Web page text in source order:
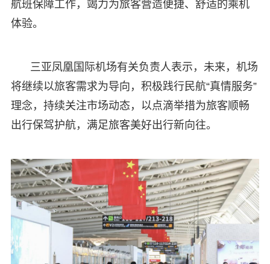
航班保障工作，竭力为旅客营造便捷、舒适的乘机
体验。
三亚凤凰国际机场有关负责人表示，未来，机场
将继续以旅客需求为导向，积极践行民航“真情服务”
理念，持续关注市场动态，以点滴举措为旅客顺畅
出行保驾护航，满足旅客美好出行新向往。